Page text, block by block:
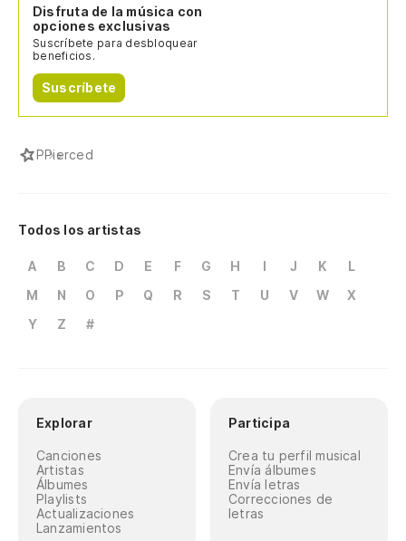
Disfruta de la música con
opciones exclusivas
Suscríbete para desbloquear
beneficios.
Suscríbete
PPierced
Todos los artistas
A B C D E F G H I J K
L
M
N O P Q R S T U V W
X
Y
Z #
Explorar
Canciones
Artistas
Álbumes
Playlists
Actualizaciones
Lanzamientos
Participa
Crea tu perfil musical
Envía álbumes
Envía letras
Correcciones de
letras